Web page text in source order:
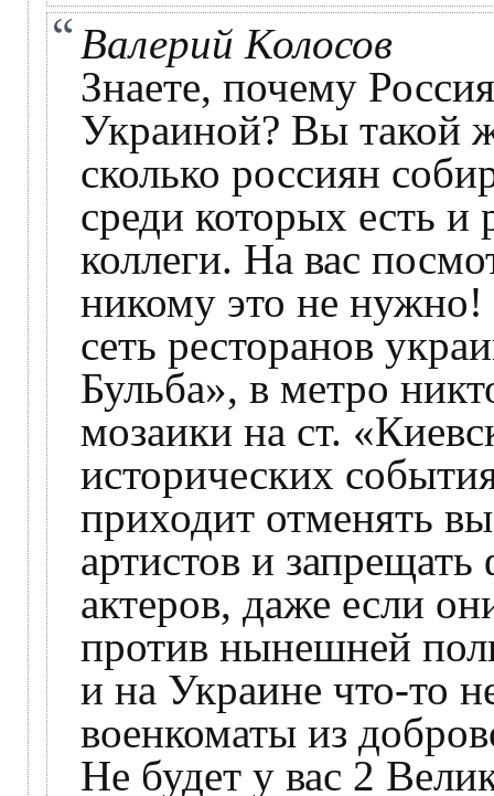
Валерий Колосов
Знаете, почему
Украиной? Вы такой
сколько россиян
среди которых есть и
коллеги. На вас
никому это не
сеть ресторанов
Бульба», в метро
мозаики на ст.
исторических
приходит отменять
артистов и
актеров, даже если
против нынешней
и на Украине что-то
военкоматы из
Не будет у вас 2